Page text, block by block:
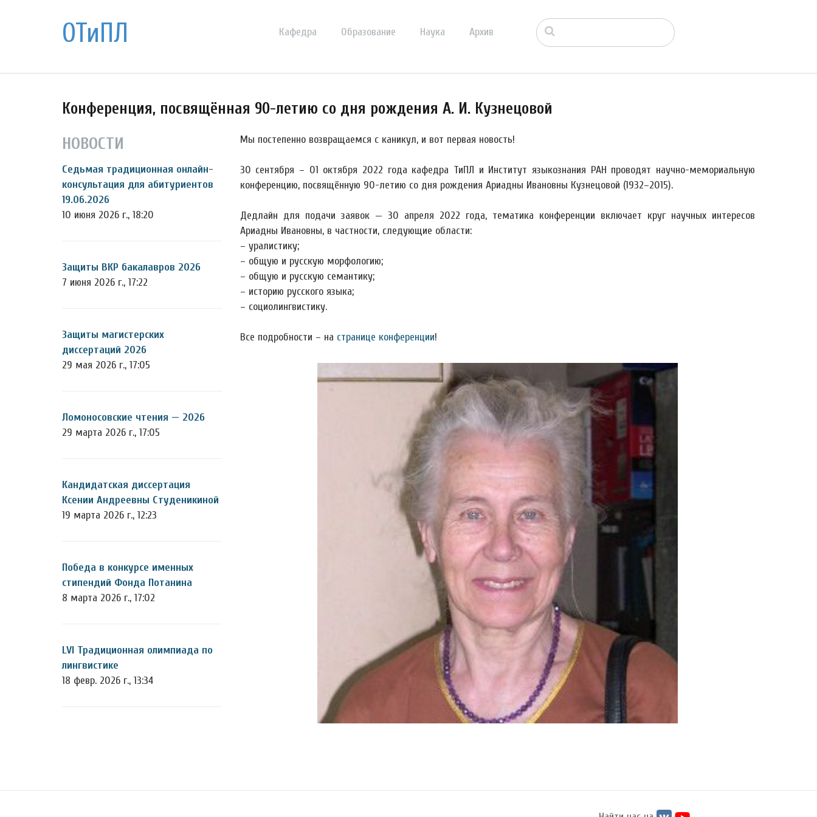
ОТиПЛ Кафедра Образование Наука Архив
Конференция, посвящённая 90-летию со дня рождения А. И. Кузнецовой
НОВОСТИ
Седьмая традиционная онлайн-
консультация для абитуриентов
19.06.2026
10 июня 2026 г., 18:20
Защиты ВКР бакалавров 2026
7 июня 2026 г., 17:22
Защиты магистерских
диссертаций 2026
29 мая 2026 г., 17:05
Ломоносовские чтения — 2026
29 марта 2026 г., 17:05
Кандидатская диссертация
Ксении Андреевны Студеникиной
19 марта 2026 г., 12:23
Победа в конкурсе именных
стипендий Фонда Потанина
8 марта 2026 г., 17:02
LVI Традиционная олимпиада по
лингвистике
18 февр. 2026 г., 13:34
Мы постепенно возвращаемся с каникул, и вот первая новость!
30 сентября – 01 октября 2022 года кафедра ТиПЛ и Институт языкознания РАН проводят научно-мемориальную
конференцию, посвящённую 90-летию со дня рождения Ариадны Ивановны Кузнецовой (1932–2015).
Дедлайн для подачи заявок — 30 апреля 2022 года, тематика конференции включает круг научных интересов
Ариадны Ивановны, в частности, следующие области:
– уралистику;
– общую и русскую морфологию;
– общую и русскую семантику;
– историю русского языка;
– социолингвистику.
Все подробности – на странице конференции!